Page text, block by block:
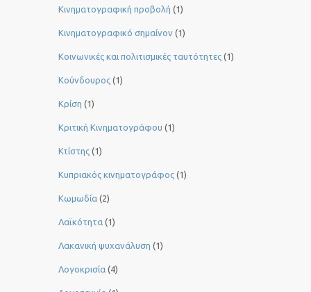
Κινηματογραφική προβολή (1)
Κινηματογραφικό σημαίνον (1)
Κοινωνικές και πολιτισμικές ταυτότητες (1)
Κούνδουρος (1)
Κρίση (1)
Κριτική Κινηματογράφου (1)
Κτίστης (1)
Κυπριακός κινηματογράφος (1)
Κωμωδία (2)
Λαϊκότητα (1)
Λακανική ψυχανάλυση (1)
Λογοκρισία (4)